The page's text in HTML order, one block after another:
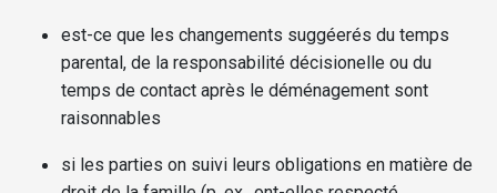
est-ce que les changements suggéerés du temps
parental, de la responsabilité décisionelle ou du
temps de contact après le déménagement sont
raisonnables
si les parties on suivi leurs obligations en matière de